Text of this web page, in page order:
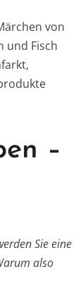
von
und Fisch
–
Sie eine
also